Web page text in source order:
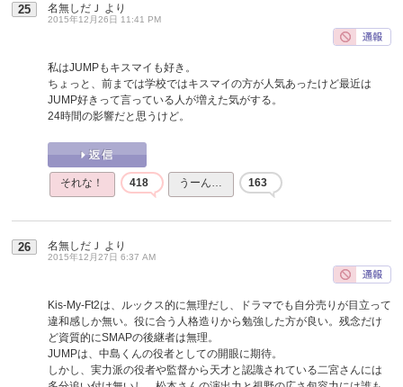
25 名無しだＪ より
2015年12月26日 11:41 PM
私はJUMPもキスマイも好き。
ちょっと、前までは学校ではキスマイの方が人気あったけど最近は
JUMP好きって言っている人が増えた気がする。
24時間の影響だと思うけど。
それな！ 418 うーん… 163
26 名無しだＪ より
2015年12月27日 6:37 AM
Kis-My-Ft2は、ルックス的に無理だし、ドラマでも自分売りが目立って
違和感しか無い。役に合う人格造りから勉強した方が良い。残念だけ
ど資質的にSMAPの後継者は無理。
JUMPは、中島くんの役者としての開眼に期待。
しかし、実力派の役者や監督から天才と認識されている二宮さんには